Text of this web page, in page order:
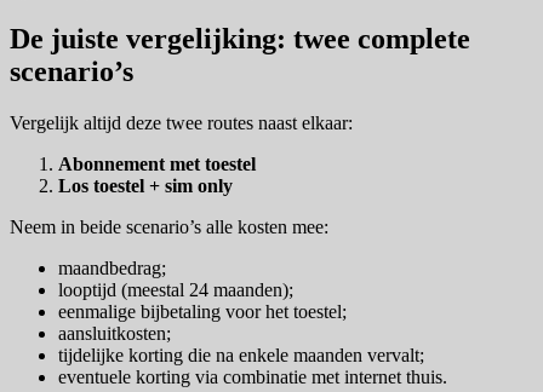
De juiste vergelijking: twee complete
scenario’s
Vergelijk altijd deze twee routes naast elkaar:
Abonnement met toestel
Los toestel + sim only
Neem in beide scenario’s alle kosten mee:
maandbedrag;
looptijd (meestal 24 maanden);
eenmalige bijbetaling voor het toestel;
aansluitkosten;
tijdelijke korting die na enkele maanden vervalt;
eventuele korting via combinatie met internet thuis.